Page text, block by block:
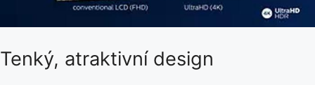
Tenký, atraktivní design